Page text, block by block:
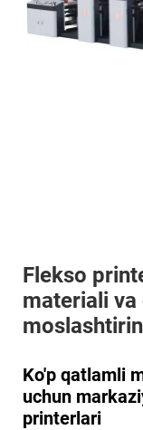
Flekso
materiali
Ko'p qatlamli
uchun
printerlari